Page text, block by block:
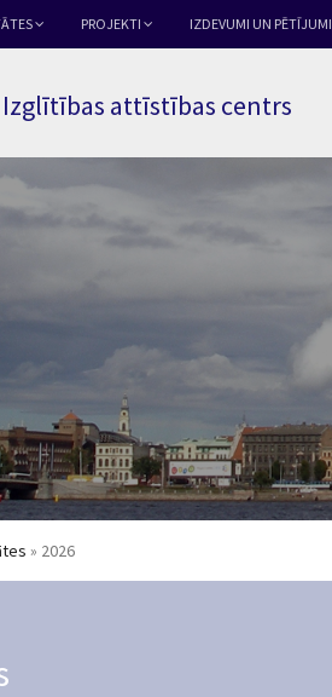
PROJEKTI IZDEVUMI UN PĒTĪJUMI
Izglītības attīstības centrs
» 2026